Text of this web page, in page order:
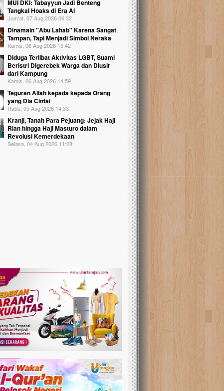
MUI DKI: Tabayyun Jadi Benteng
Tangkal Hoaks di Era AI
Jum'at, 07 Aug 2026 06:32
Dinamain ''Abu Lahab'' Karena Sangat
Tampan, Tapi Menjadi Simbol Neraka
Kamis, 06 Aug 2026 15:42
Diduga Terlibat Aktivitas LGBT, Suami
Beristri Digerebek Warga dan Diusir
dari Kampung
Kamis, 06 Aug 2026 14:59
Teguran Allah kepada kepada Orang
yang Dia Cintai
Rabu, 05 Aug 2026 14:33
Kranji, Tanah Para Pejuang: Jejak Haji
Rian hingga Haji Masturo dalam
Revolusi Kemerdekaan
Selasa, 04 Aug 2026 11:28